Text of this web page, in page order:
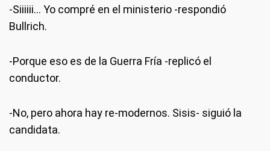
-Siiiiii... Yo compré en el ministerio -respondió
Bullrich.
-Porque eso es de la Guerra Fría -replicó el
conductor.
-No, pero ahora hay re-modernos. Sisis- siguió la
candidata.